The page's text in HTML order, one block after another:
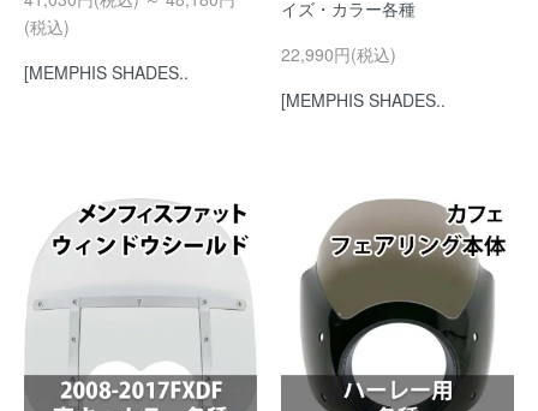
(税込)
[MEMPHIS SHADES..
イズ・カラー各種
22,990円(税込)
[MEMPHIS SHADES..